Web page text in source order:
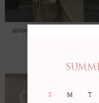
49000->45000 자수 레이스 블라우스